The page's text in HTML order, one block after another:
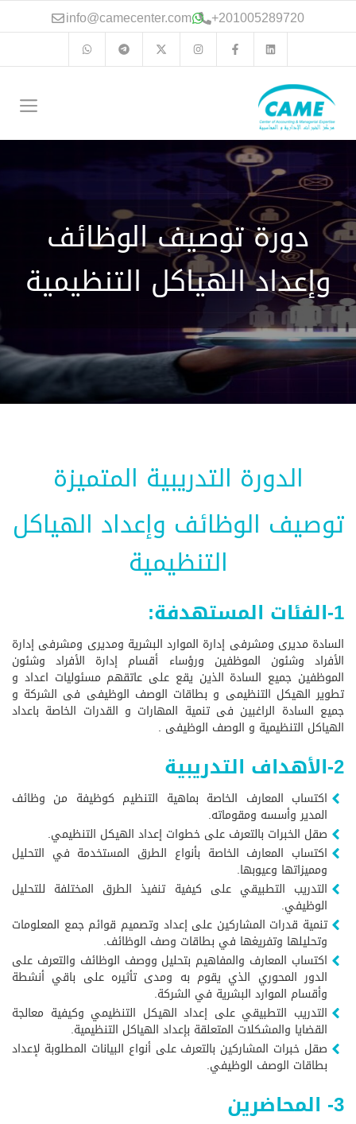
انتقل
إلى 201005289720
+
info@camecenter.com
دورة توصيف الوظائف
وإعداد الهياكل التنظيمية
الدورة التدريبية المتميزة
توصيف الوظائف وإعداد الهياكل
التنظيمية
1-الفئات المستهدفة:
السادة مديرى ومشرفى إدارة الموارد البشرية ومديرى ومشرفى إدارة
الأفراد وشئون الموظفين ورؤساء أقسام إدارة الأفراد وشئون
الموظفين جميع السادة الذين يقع على عاتقهم مسئوليات اعداد و
تطوير الهيكل التنظيمى و بطاقات الوصف الوظيفى فى الشركة و
جميع السادة الراغبين فى تنمية المهارات و القدرات الخاصة باعداد
الهياكل التنظيمية و الوصف الوظيفى .
2-الأهداف التدريبية
اكتساب المعارف الخاصة بماهية التنظيم كوظيفة من وظائف
المدير وأسسه ومقوماته.
صقل الخبرات بالتعرف على خطوات إعداد الهيكل التنظيمي.
اكتساب المعارف الخاصة بأنواع الطرق المستخدمة في التحليل
ومميزاتها وعيوبها.
التدريب التطبيقي على كيفية تنفيذ الطرق المختلفة للتحليل
الوظيفي.
تنمية قدرات المشاركين على إعداد وتصميم قوائم جمع المعلومات
وتحليلها وتفريغها في بطاقات وصف الوظائف.
اكتساب المعارف والمفاهيم بتحليل ووصف الوظائف والتعرف على
الدور المحوري الذي يقوم به ومدى تأثيره على باقي أنشطة
وأقسام الموارد البشرية في الشركة.
التدريب التطبيقي على إعداد الهيكل التنظيمي وكيفية معالجة
القضايا والمشكلات المتعلقة بإعداد الهياكل التنظيمية.
صقل خبرات المشاركين بالتعرف على أنواع البيانات المطلوبة لإعداد
بطاقات الوصف الوظيفي.
3- المحاضرين